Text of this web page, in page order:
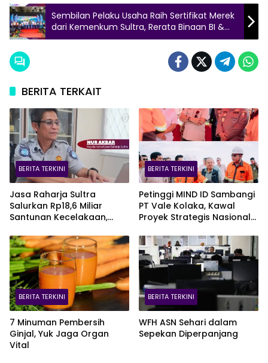
Sembilan Pelaku Usaha Raih Sertifikat Merek
dari Kemenkum Sultra, Rerata Binaan BI &
Dekranasda
BERITA TERKAIT
BERITA TERKINI
Jasa Raharja Sultra
Salurkan Rp18,6 Miliar
Santunan Kecelakaan,
Terbanyak
BERITA TERKINI
Petinggi MIND ID Sambangi
PT Vale Kolaka, Kawal
Proyek Strategis Nasional
BERITA TERKINI
7 Minuman Pembersih
Ginjal, Yuk Jaga Organ
Vital
BERITA TERKINI
WFH ASN Sehari dalam
Sepekan Diperpanjang